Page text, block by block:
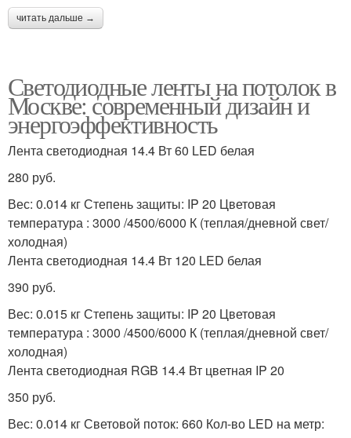
читать дальше →
Светодиодные ленты на потолок в
Москве: современный дизайн и
энергоэффективность
Лента светодиодная 14.4 Вт 60 LED белая
280 руб.
Вес: 0.014 кг Степень защиты: IP 20 Цветовая
температура : 3000 /4500/6000 К (теплая/дневной свет/
холодная)
Лента светодиодная 14.4 Вт 120 LED белая
390 руб.
Вес: 0.015 кг Степень защиты: IP 20 Цветовая
температура : 3000 /4500/6000 К (теплая/дневной свет/
холодная)
Лента светодиодная RGB 14.4 Вт цветная IP 20
350 руб.
Вес: 0.014 кг Световой поток: 660 Кол-во LED на метр: